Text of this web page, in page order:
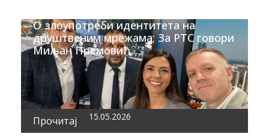
О злоупотреби идентитета на
друштвеним мрежама; За РТС говори
Миљан Премовић
Прочитај 15.05.2026